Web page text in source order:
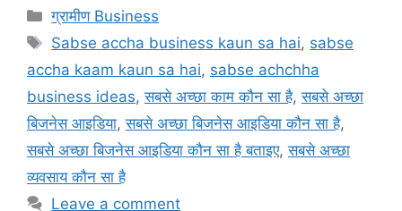
Categories
ग्रामीण Business
Tags
Sabse accha business kaun sa hai, sabse
accha kaam kaun sa hai, sabse achchha
business ideas,सबसे अच्छा काम कौन सा है,सबसे अच्छा
बिजनेस आइडिया,सबसे अच्छा बिजनेस आइडिया कौन सा है,
सबसे अच्छा बिजनेस आइडिया कौन सा है बताइए,सबसे अच्छा
व्यवसाय कौन सा है
Leave a comment